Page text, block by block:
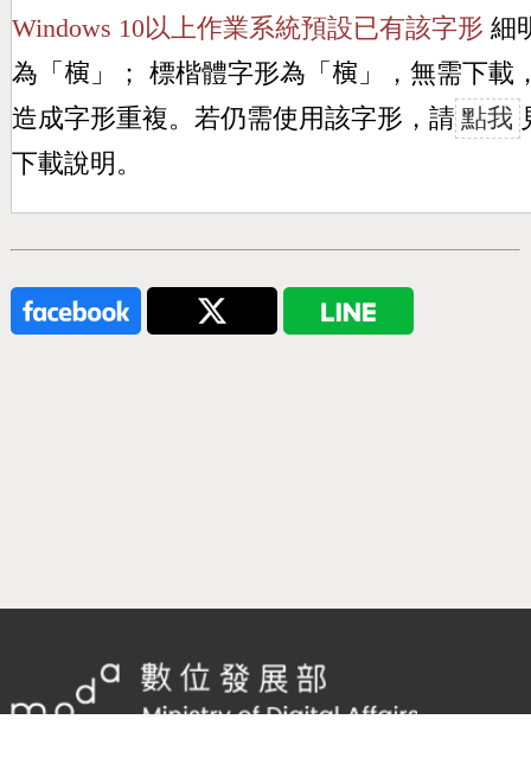
Windows 10以上作業系統預設已有該字形 細
為「 𣘹 」； 標楷體字形為「 𣘹 」，無需下載
造成字形重複。若仍需使用該字形，請 點我
下載說明。